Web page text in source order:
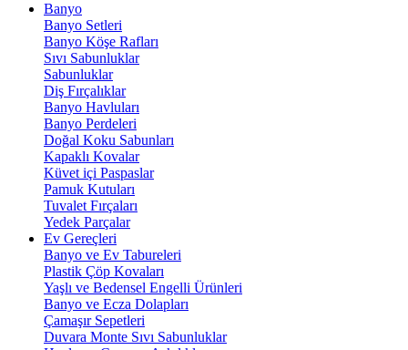
Banyo
Banyo Setleri
Banyo Köşe Rafları
Sıvı Sabunluklar
Sabunluklar
Diş Fırçalıklar
Banyo Havluları
Banyo Perdeleri
Doğal Koku Sabunları
Kapaklı Kovalar
Küvet içi Paspaslar
Pamuk Kutuları
Tuvalet Fırçaları
Yedek Parçalar
Ev Gereçleri
Banyo ve Ev Tabureleri
Plastik Çöp Kovaları
Yaşlı ve Bedensel Engelli Ürünleri
Banyo ve Ecza Dolapları
Çamaşır Sepetleri
Duvara Monte Sıvı Sabunluklar